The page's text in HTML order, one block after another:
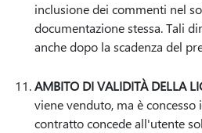
inclusione dei commenti nel
documentazione stessa. Tali
anche dopo la scadenza del
AMBITO DI VALIDITÀ DELLA
viene venduto, ma è concesso
contratto concede all'utente